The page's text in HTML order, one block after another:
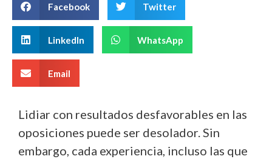
Facebook Twitter
LinkedIn WhatsApp
Email
Lidiar con resultados desfavorables en las
oposiciones puede ser desolador. Sin
embargo, cada experiencia, incluso las que